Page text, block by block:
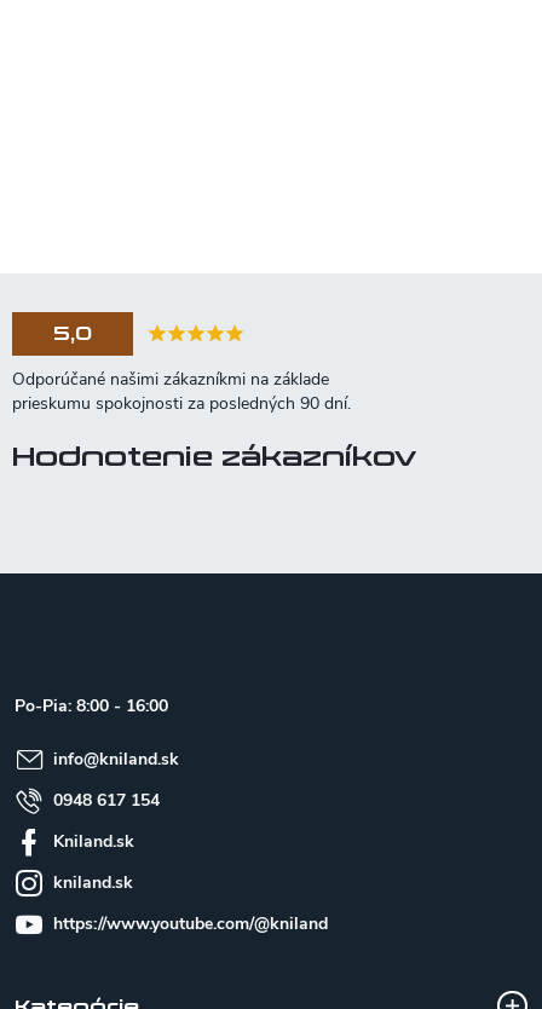
5,0
Hodnotenie zákazníkov
Po-Pia: 8:00 - 16:00
info@kniland.sk
0948 617 154
Kniland.sk
kniland.sk
https://www.youtube.com/@kniland